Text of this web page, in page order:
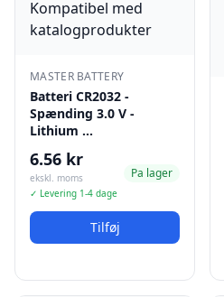
MASTER BATTERY
Batteri CR2032 -
Spænding 3.0 V -
Lithium …
6.56 kr
ekskl. moms
✓ Levering 1-4 dage
Pa lager
Tilføj